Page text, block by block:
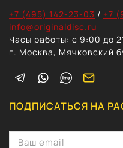
+7 (495) 142-23-03 / +7
info@originaldisc.ru
Часы работы: с 9:00 до
г. Москва, Мячковский
ПОДПИСАТЬСЯ НА